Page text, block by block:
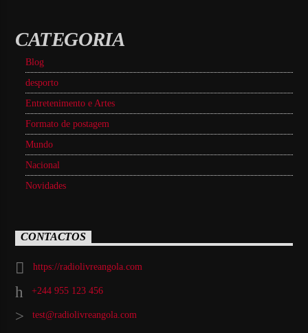
CATEGORIA
Blog
desporto
Entretenimento e Artes
Formato de postagem
Mundo
Nacional
Novidades
CONTACTOS
https://radiolivreangola.com
+244 955 123 456
test@radiolivreangola.com